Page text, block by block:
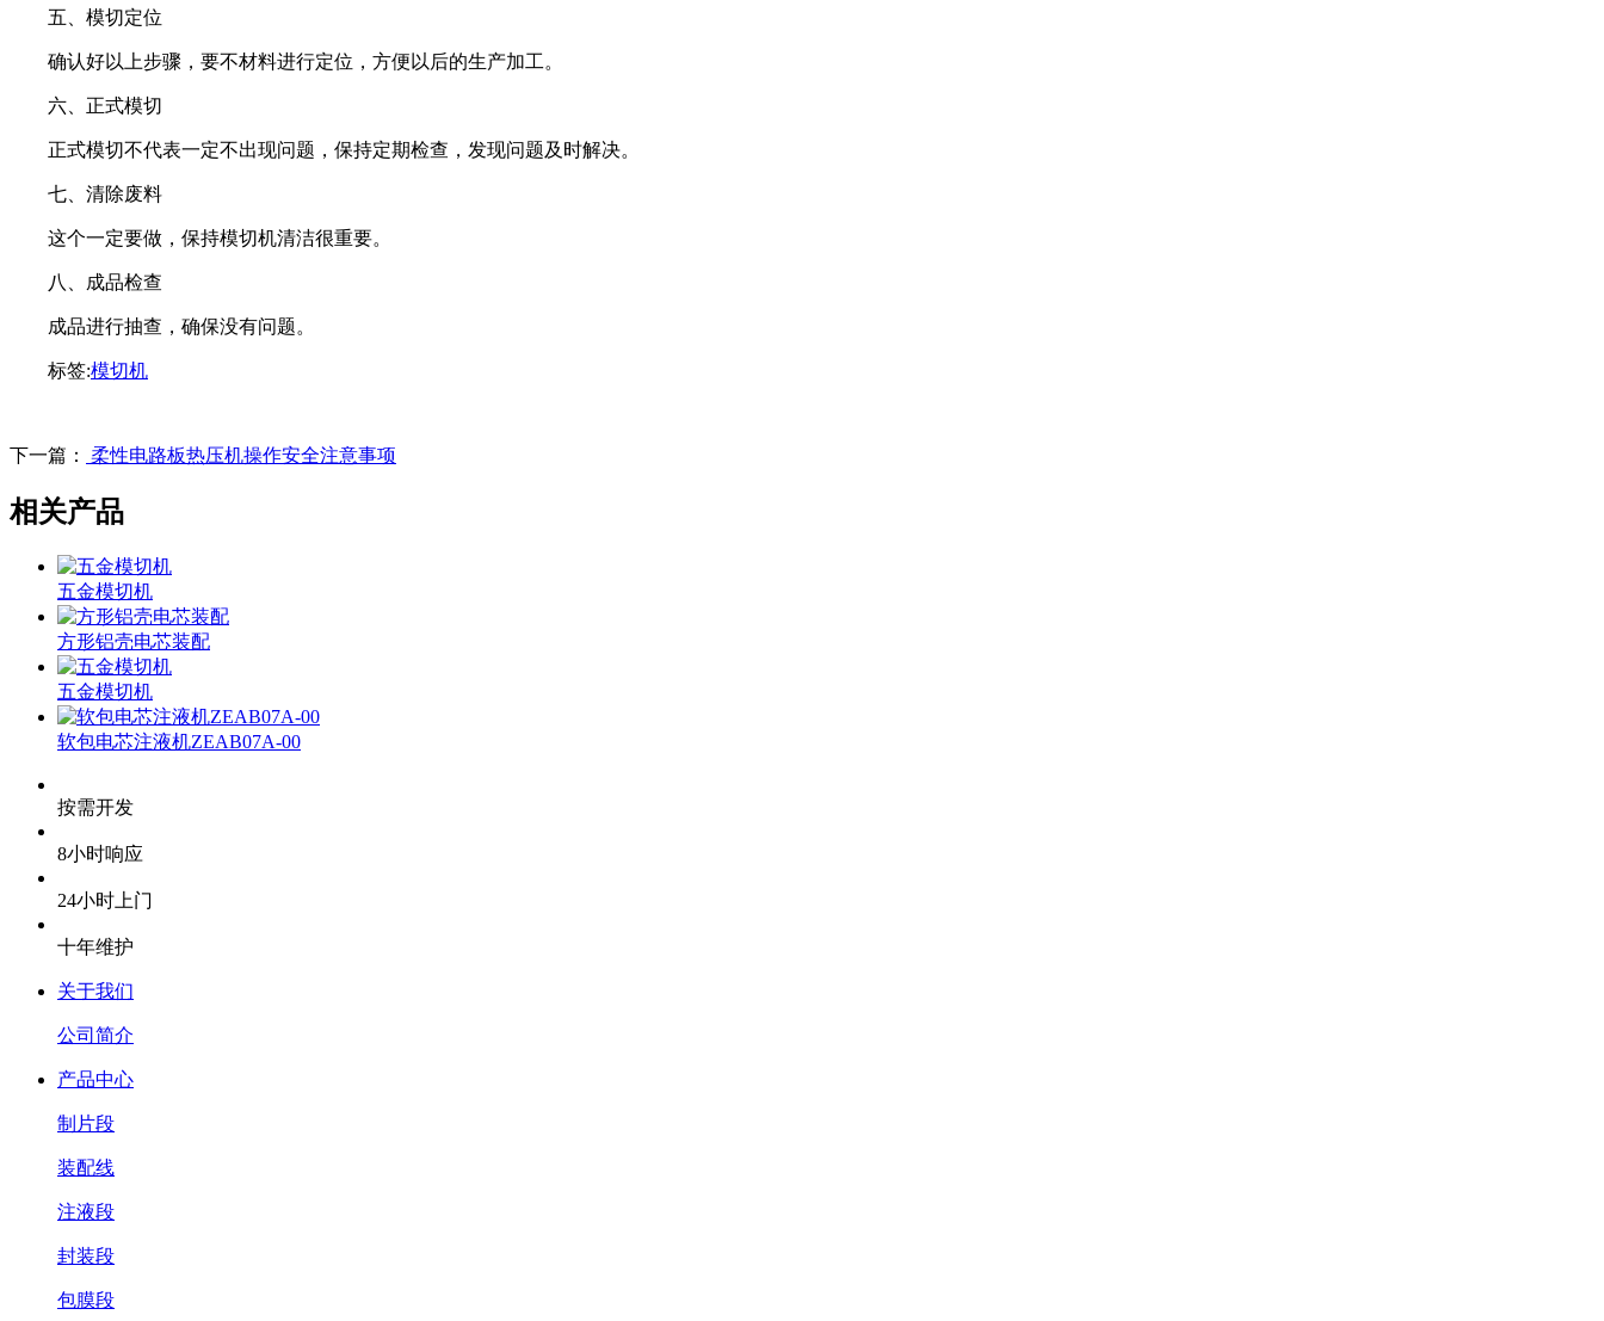
五、模切定位
确认好以上步骤，要不材料进行定位，方便以后的生产加工。
六、正式模切
正式模切不代表一定不出现问题，保持定期检查，发现问题及时解决。
七、清除废料
这个一定要做，保持模切机清洁很重要。
八、成品检查
成品进行抽查，确保没有问题。
标签:模切机
下一篇： 柔性电路板热压机操作安全注意事项
相关产品
五金模切机
方形铝壳电芯装配
五金模切机
软包电芯注液机ZEAB07A-00
按需开发
8小时响应
24小时上门
十年维护
关于我们
公司简介
产品中心
制片段
装配线
注液段
封装段
包膜段